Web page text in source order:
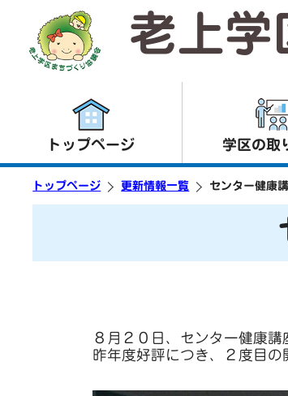
老上学
トップページ 学区の取
トップページ 更新情報一覧 センター健康
８月２０日、センター健康講
昨年度好評につき、２度目の